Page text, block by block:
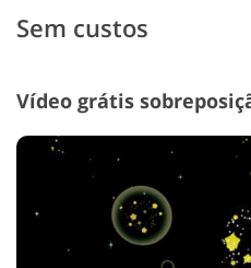
Sem custos